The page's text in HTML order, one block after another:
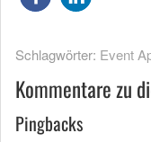
Schlagwörter: Event
Kommentare zu
Pingbacks